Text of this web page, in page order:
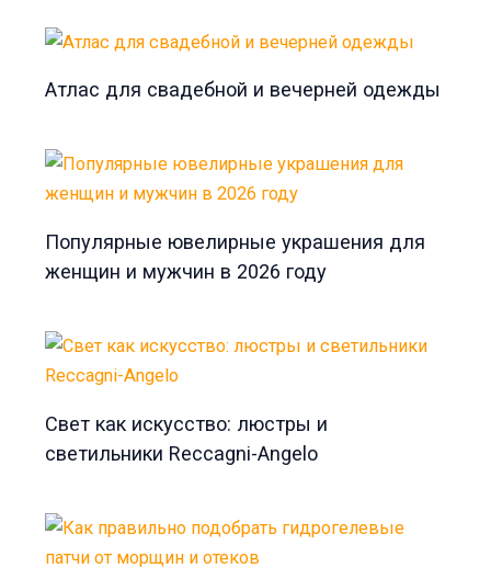
Атлас для свадебной и вечерней одежды
Популярные ювелирные украшения для
женщин и мужчин в 2026 году
Свет как искусство: люстры и
светильники Reccagni-Angelo